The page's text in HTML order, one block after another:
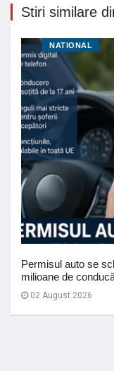
Stiri similare
NATIONAL
Permisul auto se
milioane de
02 August 2026